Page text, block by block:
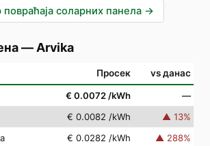
повраћаја соларних панела →
— Arvika
Просек vs данас
€ 0.0072 /kWh
—
€ 0.0082 /kWh ▲ 13%
€ 0.0282 /kWh ▲ 288%